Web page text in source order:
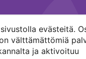
evästeitä.
välttämättömiä
ja aktivoituu
MENOHAKU